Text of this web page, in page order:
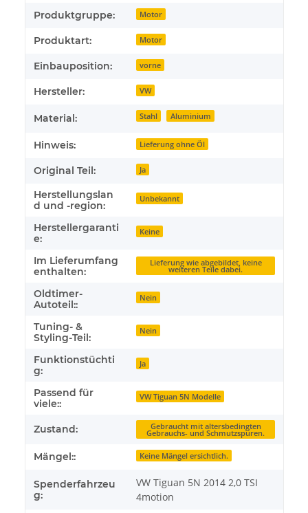
Produktgruppe: Motor
Produktart: Motor
Einbauposition: vorne
Hersteller: VW
Material: Stahl Aluminium
Hinweis: Lieferung ohne Öl
Original Teil: Ja
Herstellungslan
d und -region:
Unbekannt
Herstellergaranti
e:
Keine
Im Lieferumfang
enthalten:
Lieferung wie abgebildet, keine
weiteren Teile dabei.
Oldtimer-
Autoteil::
Nein
Tuning- &
Styling-Teil:
Nein
Funktionstüchti
g:
Ja
Passend für
viele::
VW Tiguan 5N Modelle
Zustand: Gebraucht mit altersbedingten
Gebrauchs- und Schmutzspuren.
Mängel:: Keine Mängel ersichtlich.
Spenderfahrzeu
g:
VW Tiguan 5N 2014 2,0 TSI
4motion